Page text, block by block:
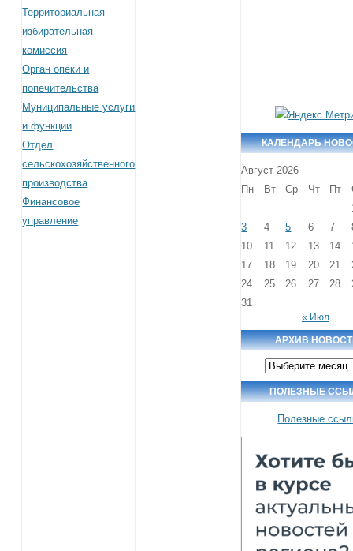
Территориальная
избирательная
комиссия
Орган опеки и
попечительства
Муниципальные услуги
и функции
Отдел
сельскохозяйственного
производства
Финансовое
управление
КАЛЕНДАРЬ
Август 2026
Пн
Вт Ср Чт Пт
3
4 5 6 7
10
11 12 13 14
17
18 19 20 21
24
25 26 27 28
31
« Июл
АРХИВ
Архив
новостей
ПОЛЕЗНЫЕ
Полезные